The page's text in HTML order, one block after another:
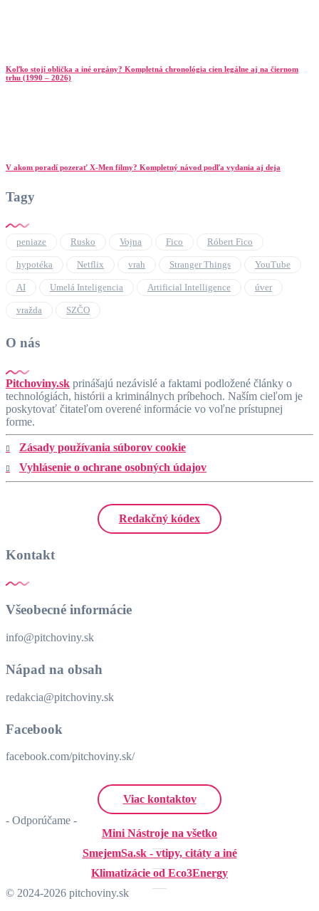
Koľko stojí oblička a iné orgány? Kompletná chronológia cien legálne aj na čiernom
trhu (1990 – 2026)
V akom poradí pozerať X-Men filmy? Kompletný návod podľa vydania aj deja
Tagy
peniaze Rusko Vojna Fico Róbert Fico
hypotéka Netflix vrah Stranger Things YouTube
AI Umelá Inteligencia Artificial Intelligence úver
vražda SZČO
O nás
Pitchoviny.sk prinášajú nezávislé a faktami podložené články o
technológiách, histórii a kriminálnych príbehoch. Naším cieľom je
poskytovať čitateľom overené informácie vo voľne prístupnej
forme.
Zásady používania súborov cookie
Vyhlásenie o ochrane osobných údajov
Redakčný kódex
Kontakt
Všeobecné informácie
info@pitchoviny.sk
Nápad na obsah
redakcia@pitchoviny.sk
Facebook
facebook.com/pitchoviny.sk/
Viac kontaktov
- Odporúčame -
Mini Nástroje na všetko
SmejemSa.sk - vtipy, citáty a iné
Klimatizácie od Eco3Energy
© 2024-2026 pitchoviny.sk